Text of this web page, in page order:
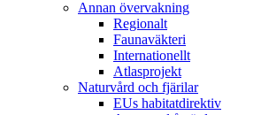
Annan övervakning
Regionalt
Faunaväkteri
Internationellt
Atlasprojekt
Naturvård och fjärilar
EUs habitatdirektiv